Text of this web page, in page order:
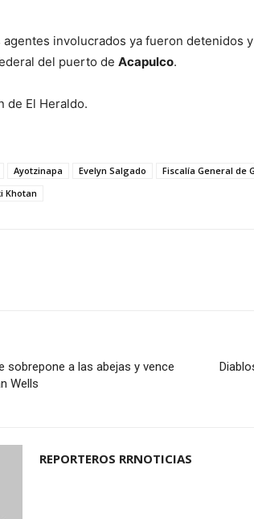
agentes involucrados ya fueron detenidos
del puerto de Acapulco.
de El Heraldo.
Ayotzinapa Evelyn Salgado Fiscalía General de
Khotan
sobrepone a las abejas y vence
Wells
REPORTEROS RRNOTICIAS